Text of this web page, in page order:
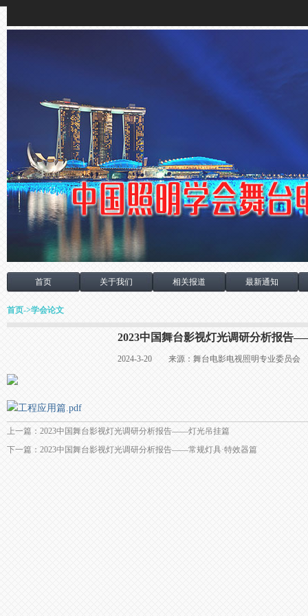
首页 关于我们 相关报道 最新通知
首页->学会论文
2023中国舞台影视灯光调研分析报告
2024-3-20 来源：舞台电影电视照明专业委
工程应用篇.pdf
上一篇：2023中国舞台影视灯光调研分析报告——灯光吊挂篇
下一篇：2023中国舞台影视灯光调研分析报告——常规灯具·特效器篇